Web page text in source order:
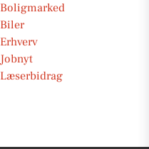
Boligmarked
Biler
Erhverv
Jobnyt
Læserbidrag